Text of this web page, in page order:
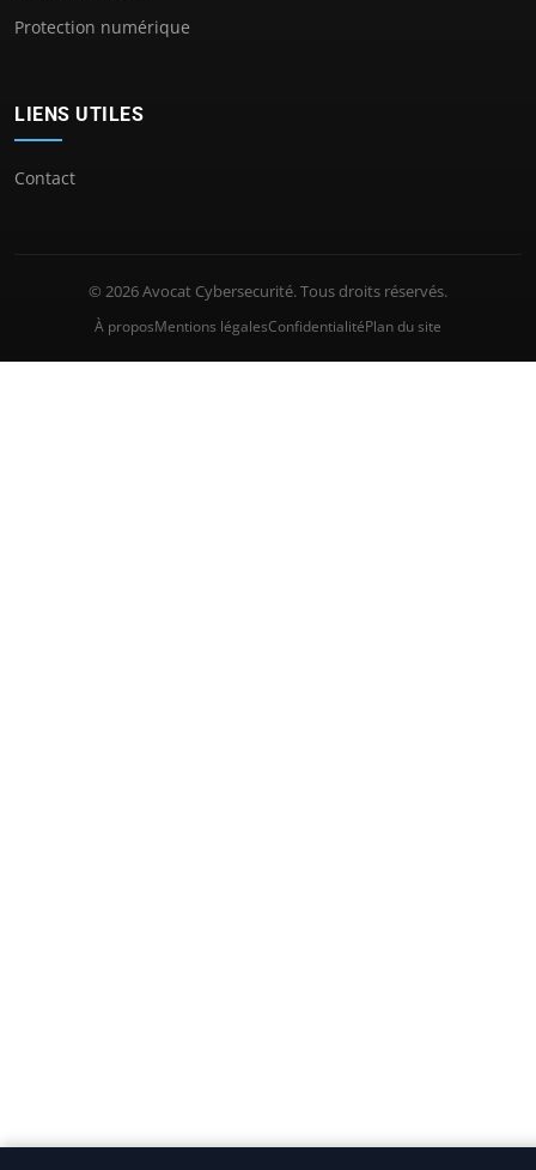
Protection numérique
LIENS UTILES
Contact
© 2026 Avocat Cybersecurité. Tous droits réservés.
À proposMentions légalesConfidentialitéPlan du site